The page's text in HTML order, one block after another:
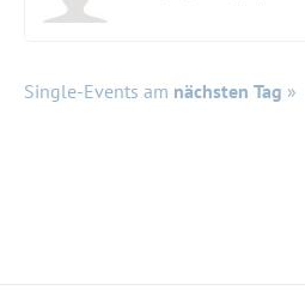
Single-Events am nächsten Tag »